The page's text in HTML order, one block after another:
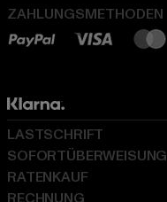
ZAHLUNGSMETHODEN
LASTSCHRIFT
SOFORTÜBERWEISUNG
RATENKAUF